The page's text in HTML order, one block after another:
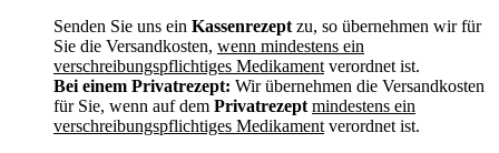
Senden Sie uns ein Kassenrezeptzu, so übernehmen wir für
Sie die Versandkosten, wenn mindestens ein
verschreibungspflichtiges Medikamentverordnet ist.
Bei einem Privatrezept: Wir übernehmen die Versandkosten
für Sie, wenn auf dem Privatrezept mindestens ein
verschreibungspflichtiges Medikamentverordnet ist.